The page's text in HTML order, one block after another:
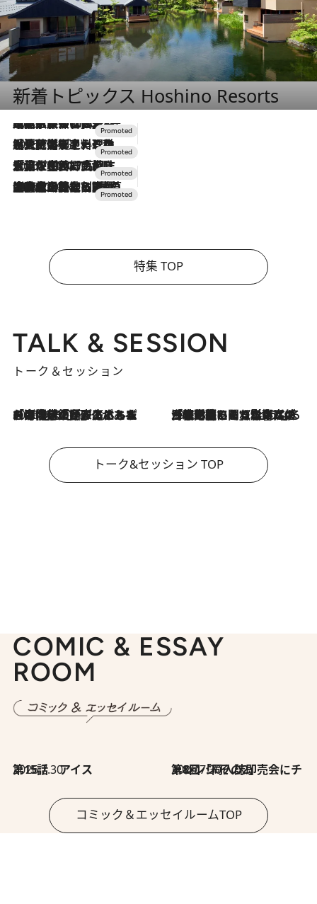
新着トピックス Hoshino Resorts
2026.7.31
【ホテル帰省】という選択肢をOMOが提案。家族とほどよい距離を保つには「昼は実家、夜は気兼ねなくホテルで！」
2026.7.24
【夏限定ディナーコース】旬を迎える稚鮎や花ズッキーニなどをイタリア・トスカーナの郷土料理の手法で満喫！
2026.7.17
「土佐和ハーブかき氷」がOMO7高知に登場！生姜、山椒、大葉など目にも舌にも涼を呼ぶ郷土の味
2026.7.10
NEW OPEN！【界 草津】名湯の地に誕生。趣の異なる2種の温泉と上州ならではの会席・蕎麦割烹など美食を味わう究極の癒やし旅
特集 TOP
TALK & SESSION
トーク＆セッション
2026.8.3
「今後値上げがあるとすれば…」「リスクがあるのは今年の冬」エネルギー専門家が語る、ホルムズ海峡封鎖が家庭にもたらす“ある心配” 2026.8.3
「住宅建てられない…」「サーチャージ料の高値が続いている」ホルムズ海峡封鎖による影響はいつまで続く？《エネルギー専門家に聞く“どうなる日本の暮らし”》
トーク&セッション TOP
COMIC & ESSAY
ROOM
2026.7.30
第15話 アイス 2026.7.30
第8回「同人誌即売会にチャレンジ その2」
コミック＆エッセイルームTOP